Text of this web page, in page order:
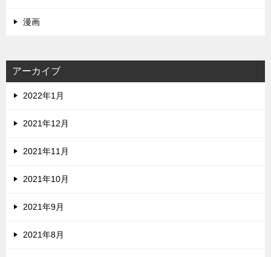
漫画
アーカイブ
2022年1月
2021年12月
2021年11月
2021年10月
2021年9月
2021年8月